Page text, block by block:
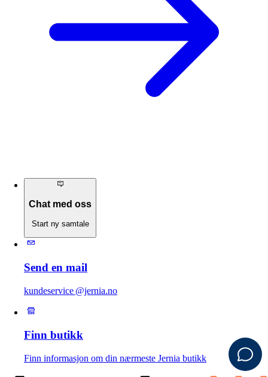
Chat med oss
Start ny samtale
Send en mail
kundeservice @jernia.no
Finn butikk
Finn informasjon om din nærmeste Jernia butikk